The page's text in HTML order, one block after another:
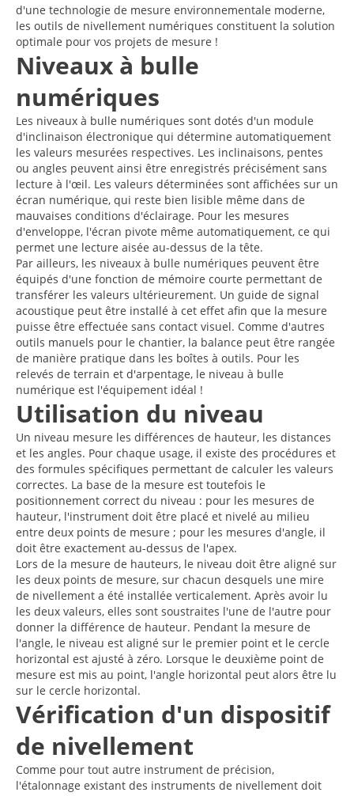
d'une technologie de mesure environnementale moderne,
les outils de nivellement numériques constituent la solution
optimale pour vos projets de mesure !
Niveaux à bulle
numériques
Les niveaux à bulle numériques sont dotés d'un module
d'inclinaison électronique qui détermine automatiquement
les valeurs mesurées respectives. Les inclinaisons, pentes
ou angles peuvent ainsi être enregistrés précisément sans
lecture à l'œil. Les valeurs déterminées sont affichées sur un
écran numérique, qui reste bien lisible même dans de
mauvaises conditions d'éclairage. Pour les mesures
d'enveloppe, l'écran pivote même automatiquement, ce qui
permet une lecture aisée au-dessus de la tête.
Par ailleurs, les niveaux à bulle numériques peuvent être
équipés d'une fonction de mémoire courte permettant de
transférer les valeurs ultérieurement. Un guide de signal
acoustique peut être installé à cet effet afin que la mesure
puisse être effectuée sans contact visuel. Comme d'autres
outils manuels pour le chantier, la balance peut être rangée
de manière pratique dans les boîtes à outils. Pour les
relevés de terrain et d'arpentage, le niveau à bulle
numérique est l'équipement idéal !
Utilisation du niveau
Un niveau mesure les différences de hauteur, les distances
et les angles. Pour chaque usage, il existe des procédures et
des formules spécifiques permettant de calculer les valeurs
correctes. La base de la mesure est toutefois le
positionnement correct du niveau : pour les mesures de
hauteur, l'instrument doit être placé et nivelé au milieu
entre deux points de mesure ; pour les mesures d'angle, il
doit être exactement au-dessus de l'apex.
Lors de la mesure de hauteurs, le niveau doit être aligné sur
les deux points de mesure, sur chacun desquels une mire
de nivellement a été installée verticalement. Après avoir lu
les deux valeurs, elles sont soustraites l'une de l'autre pour
donner la différence de hauteur. Pendant la mesure de
l'angle, le niveau est aligné sur le premier point et le cercle
horizontal est ajusté à zéro. Lorsque le deuxième point de
mesure est mis au point, l'angle horizontal peut alors être lu
sur le cercle horizontal.
Vérification d'un dispositif
de nivellement
Comme pour tout autre instrument de précision,
l'étalonnage existant des instruments de nivellement doit